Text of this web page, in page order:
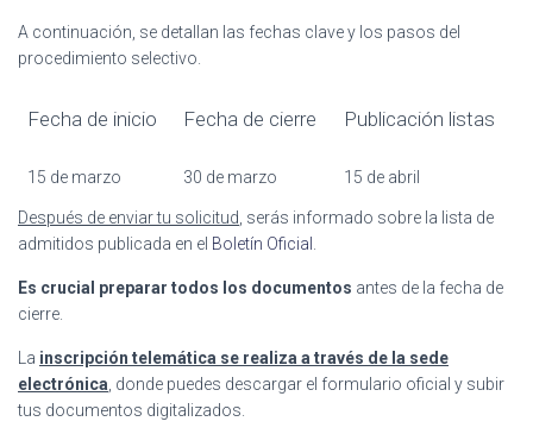
A continuación, se detallan las fechas clave y los pasos del
procedimiento selectivo.
Fecha de inicio Fecha de cierre Publicación listas
15 de marzo 30 de marzo 15 de abril
Después de enviar tu solicitud , serás informado sobre la lista de
admitidos publicada en el Boletín Oficial
Es crucial preparar todos los documentos antes de la fecha de
cierre.
La inscripción telemática se realiza a través de la sede
electrónica , donde puedes descargar el formulario oficial y subir
tus documentos digitalizados.